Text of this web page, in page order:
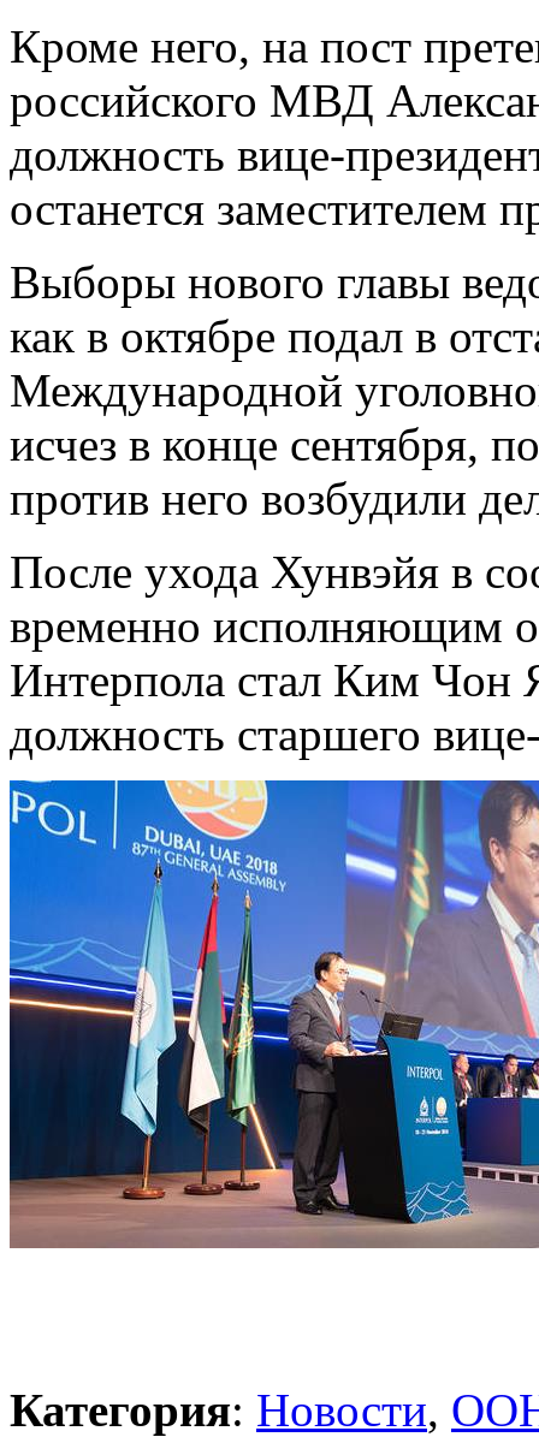
Кроме него, на пост
российского МВД
должность вице-
останется заместителем
Выборы нового главы
как в октябре подал в
Международной
исчез в конце сентября,
против него возбудили
После ухода Хунвэйя в
временно исполняющим
Интерпола стал Ким Чон
должность старшего
Категория: Новости,